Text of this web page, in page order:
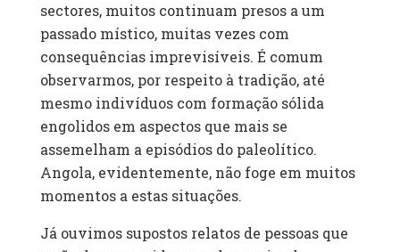
sectores, muitos continuam presos a um
passado místico, muitas vezes com
consequências imprevisíveis. É comum
observarmos, por respeito à tradição, até
mesmo indivíduos com formação sólida
engolidos em aspectos que mais se
assemelham a episódios do paleolítico.
Angola, evidentemente, não foge em muitos
momentos a estas situações.
Já ouvimos supostos relatos de pessoas que